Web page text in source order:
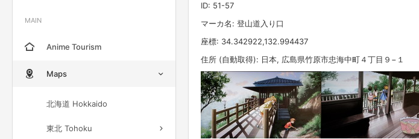
MAIN
Anime Tourism
Maps
北海道 Hokkaido
東北 Tohoku
ID: 51-57
マーカ名: 登山道入り口
座標: 34.342922,132.994437
住所 (自動取得): 日本, 広島県竹原市忠海中町４丁目９−１